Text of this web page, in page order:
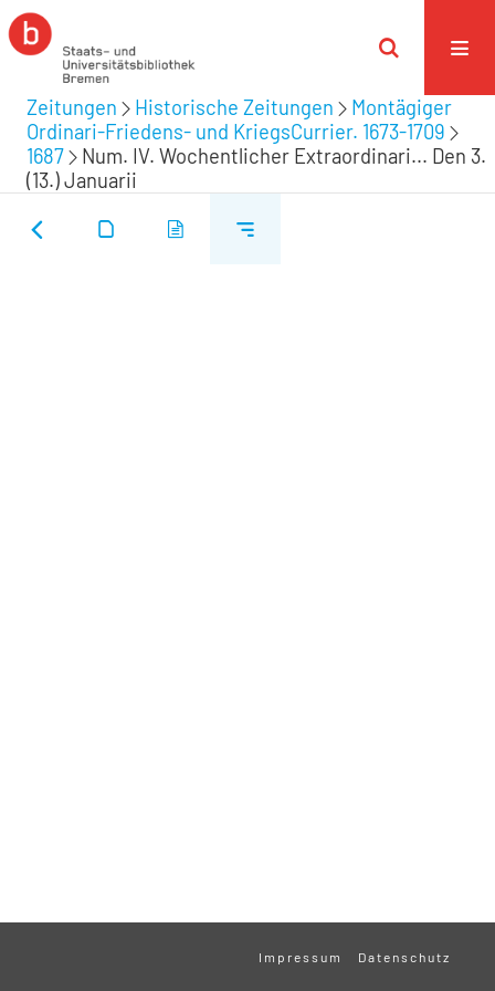
Zeitungen Historische Zeitungen
Montägiger
Ordinari-Friedens- und KriegsCurrier. 1673-1709
1687
Num. IV. Wochentlicher Extraordinari... Den 3.
(13.) Januarii
Impressum Datenschutz